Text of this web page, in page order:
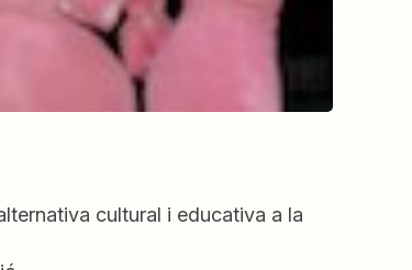
cultural i educativa a la